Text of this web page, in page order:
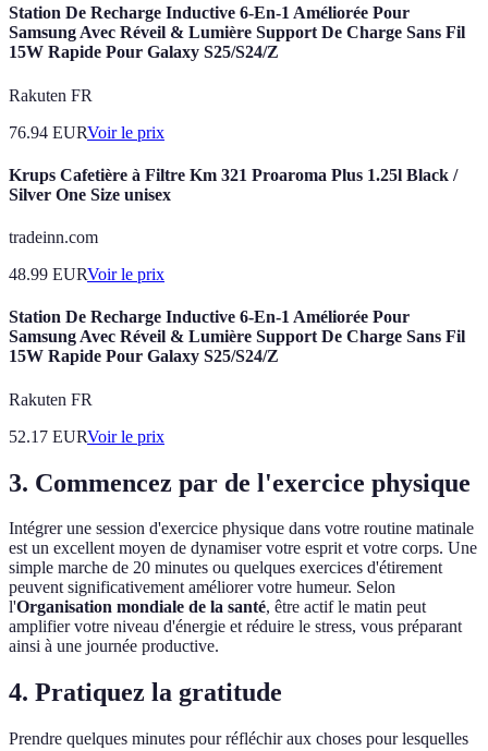
Station De Recharge Inductive 6-En-1 Améliorée Pour
Samsung Avec Réveil & Lumière Support De Charge Sans Fil
15W Rapide Pour Galaxy S25/S24/Z
Rakuten FR
76.94 EURVoir le prix
Krups Cafetière à Filtre Km 321 Proaroma Plus 1.25l Black /
Silver One Size unisex
tradeinn.com
48.99 EURVoir le prix
Station De Recharge Inductive 6-En-1 Améliorée Pour
Samsung Avec Réveil & Lumière Support De Charge Sans Fil
15W Rapide Pour Galaxy S25/S24/Z
Rakuten FR
52.17 EURVoir le prix
3. Commencez par de l'exercice physique
Intégrer une session d'exercice physique dans votre routine matinale
est un excellent moyen de dynamiser votre esprit et votre corps. Une
simple marche de 20 minutes ou quelques exercices d'étirement
peuvent significativement améliorer votre humeur. Selon
l'Organisation mondiale de la santé, être actif le matin peut
amplifier votre niveau d'énergie et réduire le stress, vous préparant
ainsi à une journée productive.
4. Pratiquez la gratitude
Prendre quelques minutes pour réfléchir aux choses pour lesquelles